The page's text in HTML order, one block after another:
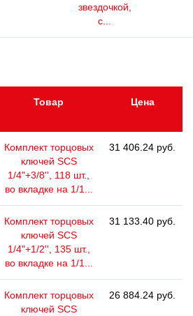
звездочкой,
с...
Товар Цена
Комплект торцовых
ключей SCS
1/4"+3/8'', 118 шт.,
во вкладке на 1/1...
31 406.24 руб.
Комплект торцовых
ключей SCS
1/4"+1/2'', 135 шт.,
во вкладке на 1/1...
31 133.40 руб.
Комплект торцовых
ключей SCS
26 884.24 руб.